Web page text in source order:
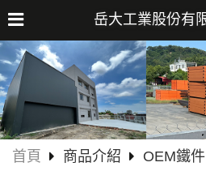
岳大工業股份有
首頁 商品介紹 OEM鐵件